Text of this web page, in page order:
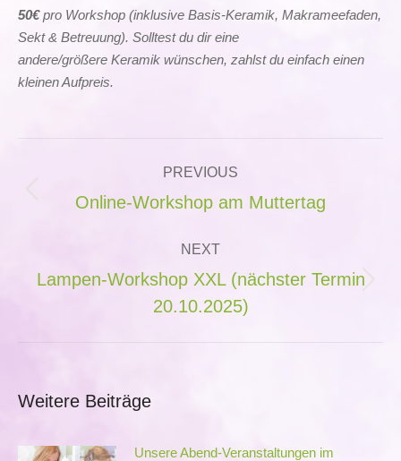
50€pro Workshop (inklusive Basis-Keramik, Makrameefaden,
Sekt & Betreuung). Solltest du dir eine
andere/größere Keramik wünschen, zahlst du einfach einen
kleinen Aufpreis.
navigation
PREVIOUS
Previous
Online-Workshop am Muttertag
NEXT
Next
post:
Lampen-Workshop XXL (nächster Termin
20.10.2025)
Weitere Beiträge
Unsere Abend-Veranstaltungen im